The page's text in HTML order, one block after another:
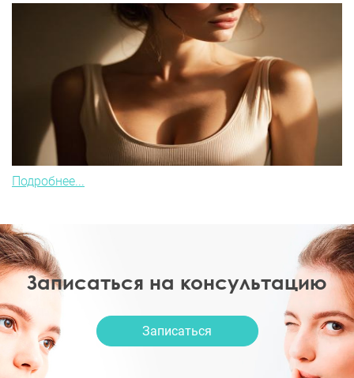
Подробнее...
Записаться на консультацию
Записаться